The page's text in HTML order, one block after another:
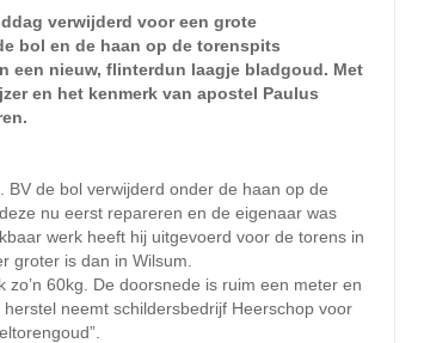
verwijderd voor een grote
bol en de haan op de torenspits
een nieuw, flinterdun laagje bladgoud. Met
en het kenmerk van apostel Paulus
de bol verwijderd onder de haan op de
nu eerst repareren en de eigenaar was
werk heeft hij uitgevoerd voor de torens in
groter is dan in Wilsum.
60kg. De doorsnede is ruim een meter en
neemt schildersbedrijf Heerschop voor